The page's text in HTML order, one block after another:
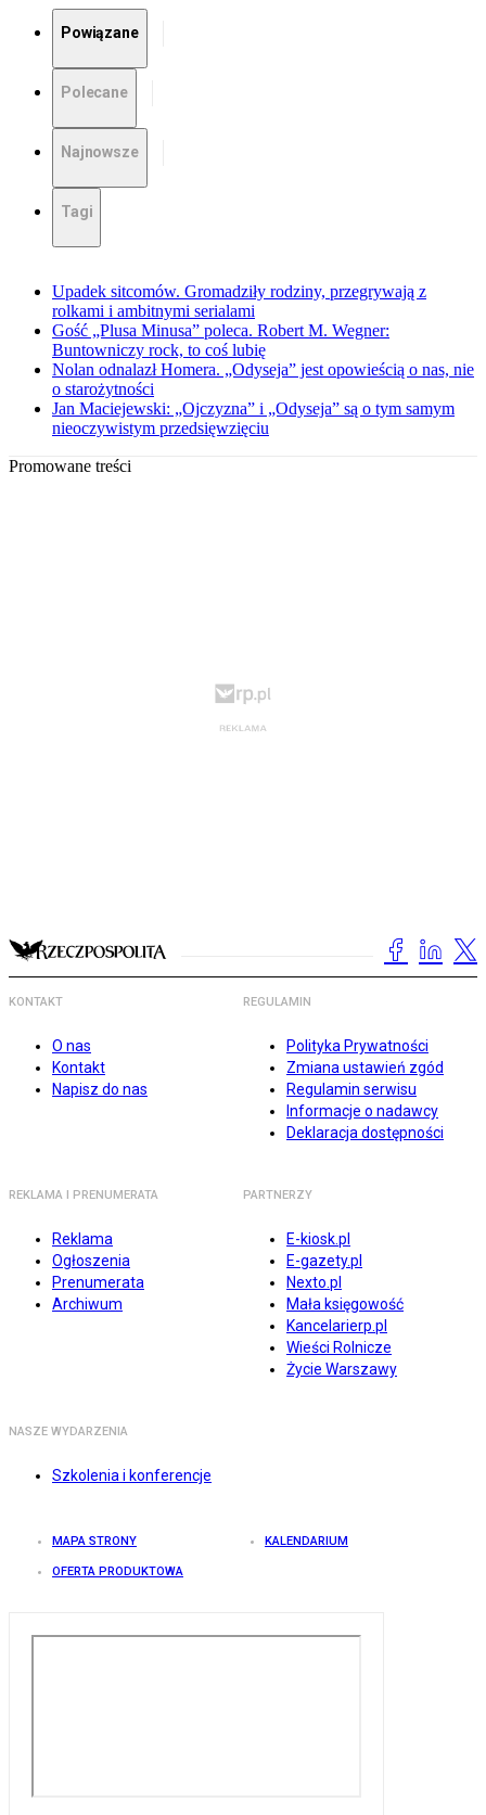
Powiązane
Polecane
Najnowsze
Tagi
Upadek sitcomów. Gromadziły rodziny, przegrywają z
rolkami i ambitnymi serialami
Gość „Plusa Minusa” poleca. Robert M. Wegner:
Buntowniczy rock, to coś lubię
Nolan odnalazł Homera. „Odyseja” jest opowieścią o nas, nie
o starożytności
Jan Maciejewski: „Ojczyzna” i „Odyseja” są o tym samym
nieoczywistym przedsięwzięciu
Promowane treści
KONTAKT
O nas
Kontakt
Napisz do nas
REGULAMIN
Polityka Prywatności
Zmiana ustawień zgód
Regulamin serwisu
Informacje o nadawcy
Deklaracja dostępności
REKLAMA I PRENUMERATA
Reklama
Ogłoszenia
Prenumerata
Archiwum
PARTNERZY
E-kiosk.pl
E-gazety.pl
Nexto.pl
Mała księgowość
Kancelarierp.pl
Wieści Rolnicze
Życie Warszawy
NASZE WYDARZENIA
Szkolenia i konferencje
MAPA STRONY KALENDARIUM
OFERTA PRODUKTOWA